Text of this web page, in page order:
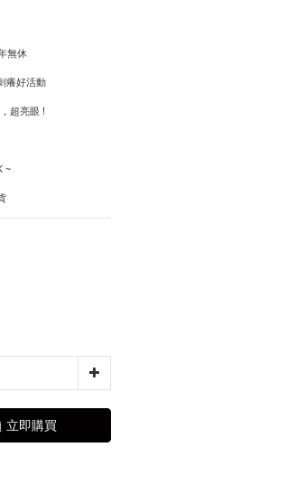
無休
癢好活動
超亮眼 !
~
立即購買